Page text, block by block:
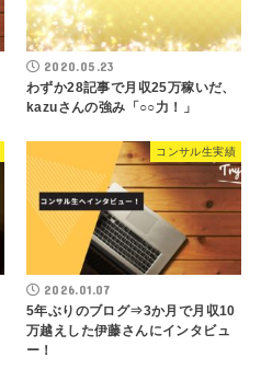
2020.05.23
わずか28記事で月収25万稼いだ、
kazuさんの強み「○○力！」
コンサル生実績
2026.01.07
5年ぶりのブログ⇒3か月で月収10
万越えした伊藤さんにインタビュ
ー！